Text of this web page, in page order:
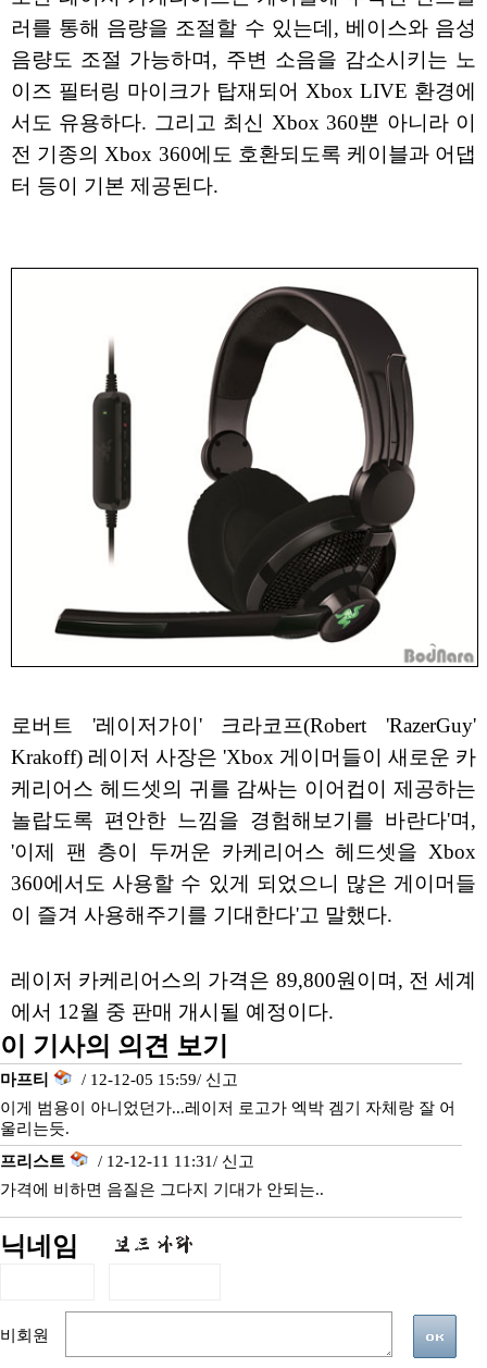
러를 통해 음량을 조절할 수 있는데, 베이스와 음성
음량도 조절 가능하며, 주변 소음을 감소시키는 노
이즈 필터링 마이크가 탑재되어 Xbox LIVE 환경에
서도 유용하다. 그리고 최신 Xbox 360뿐 아니라 이
전 기종의 Xbox 360에도 호환되도록 케이블과 어댑
터 등이 기본 제공된다.
로버트 '레이저가이' 크라코프(Robert 'RazerGuy'
Krakoff) 레이저 사장은 'Xbox 게이머들이 새로운 카
케리어스 헤드셋의 귀를 감싸는 이어컵이 제공하는
놀랍도록 편안한 느낌을 경험해보기를 바란다'며,
'이제 팬 층이 두꺼운 카케리어스 헤드셋을 Xbox
360에서도 사용할 수 있게 되었으니 많은 게이머들
이 즐겨 사용해주기를 기대한다'고 말했다.
레이저 카케리어스의 가격은 89,800원이며, 전 세계
에서 12월 중 판매 개시될 예정이다.
이 기사의 의견 보기
마프티 / 12-12-05 15:59/ 신고
이게 범용이 아니었던가...레이저 로고가 엑박 겜기 자체랑 잘 어
울리는듯.
프리스트
/ 12-12-11 11:31/ 신고
가격에 비하면 음질은 그다지 기대가 안되는..
닉네임
비회원